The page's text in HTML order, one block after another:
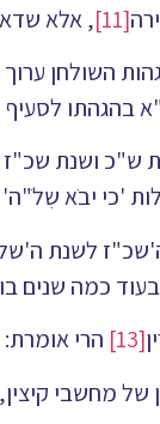
[11]
, אלא שדא
השולחן
בהגהתו
ושנת
'כי יבֹא
לשנת
שנים בודדות.
[13]
הרי אומרת:
מחשבי